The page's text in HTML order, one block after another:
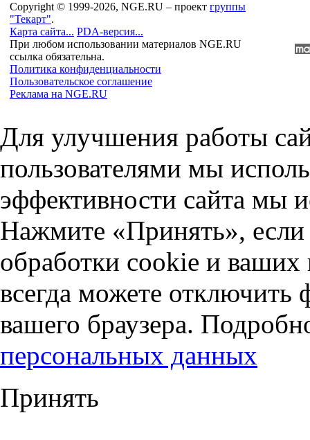
Copyright © 1999-2026, NGE.RU – проект группы
"Текарт".
Карта сайта... PDA-версия...
При любом использовании материалов NGE.RU
ссылка обязательна.
Политика конфиденциальности
Пользовательское соглашение
Реклама на NGE.RU
Для улучшения работы
пользователями мы
эффективности сайта мы
Нажмите «Принять», если
обработки cookie и
всегда можете отключить
вашего браузера.
персональных данных
Принять